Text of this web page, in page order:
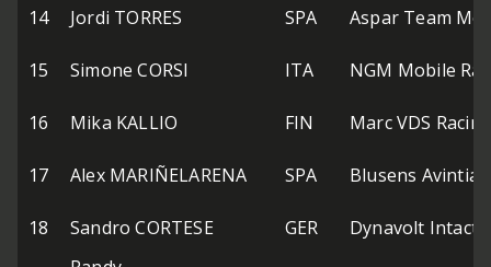
14 Jordi TORRES SPA Aspar Team
15 Simone CORSI ITA NGM Mobile
16 Mika KALLIO FIN Marc VDS
17 Alex MARIÑELARENA SPA Blusens Avintia
18 Sandro CORTESE GER Dynavolt Intact